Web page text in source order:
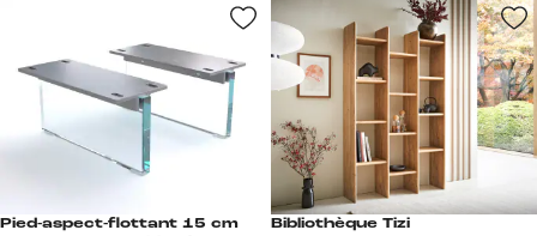
Pied-aspect-flottant 15 cm
Bibliothèque Tizi